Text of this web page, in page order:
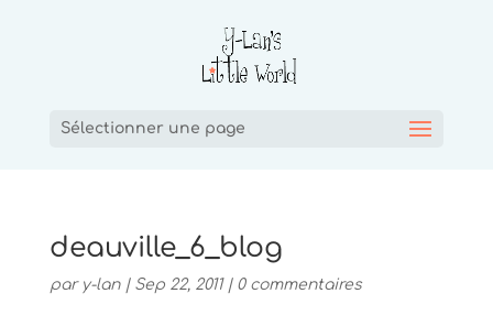
Sélectionner une page
deauville_6_blog
par y-lan| Sep 22, 2011| 0 commentaires